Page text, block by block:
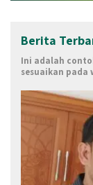
Berita
Ini adalah
sesuaikan pada